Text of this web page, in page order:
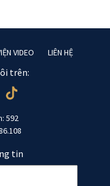
VIDEO LIÊN HỆ
trên:
592
tin